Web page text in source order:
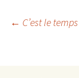
← C’est le